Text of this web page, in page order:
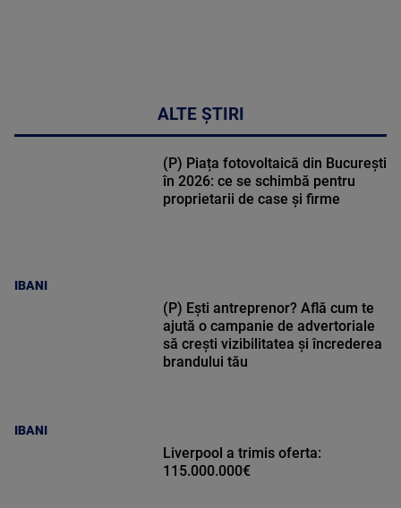
ALTE ȘTIRI
IBANI
(P) Piața fotovoltaică din București
în 2026: ce se schimbă pentru
proprietarii de case și firme
IBANI
(P) Ești antreprenor? Află cum te
ajută o campanie de advertoriale
să crești vizibilitatea și încrederea
brandului tău
Liverpool a trimis oferta:
115.000.000€